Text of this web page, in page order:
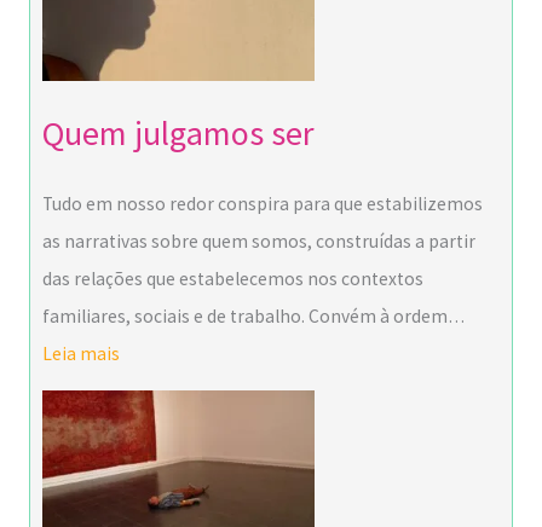
Quem julgamos ser
Tudo em nosso redor conspira para que estabilizemos
as narrativas sobre quem somos, construídas a partir
das relações que estabelecemos nos contextos
familiares, sociais e de trabalho. Convém à ordem…
Leia mais